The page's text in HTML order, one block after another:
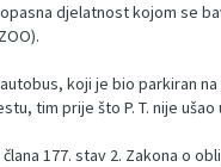
djelatnost kojom se
koji je bio parkiran
tim prije što P. T. nije ušao
177. stav 2. Zakona o